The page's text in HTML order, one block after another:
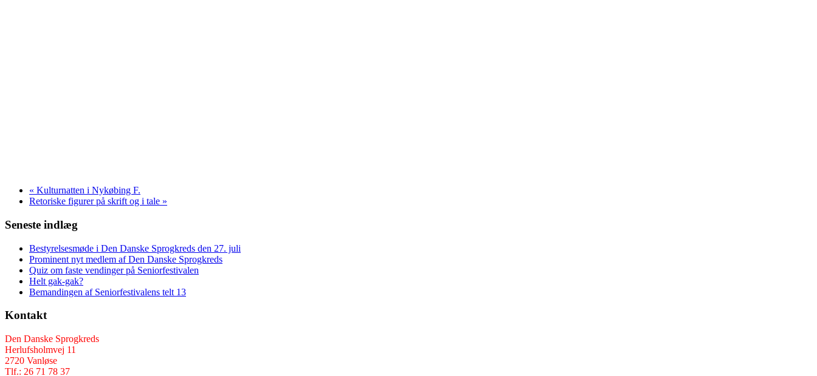
« Kulturnatten i Nykøbing F.
Retoriske figurer på skrift og i tale »
Seneste indlæg
Bestyrelsesmøde i Den Danske Sprogkreds den 27. juli
Prominent nyt medlem af Den Danske Sprogkreds
Quiz om faste vendinger på Seniorfestivalen
Helt gak-gak?
Bemandingen af Seniorfestivalens telt 13
Kontakt
Den Danske Sprogkreds
Herlufsholmvej 11
2720 Vanløse
Tlf.: 26 71 78 37